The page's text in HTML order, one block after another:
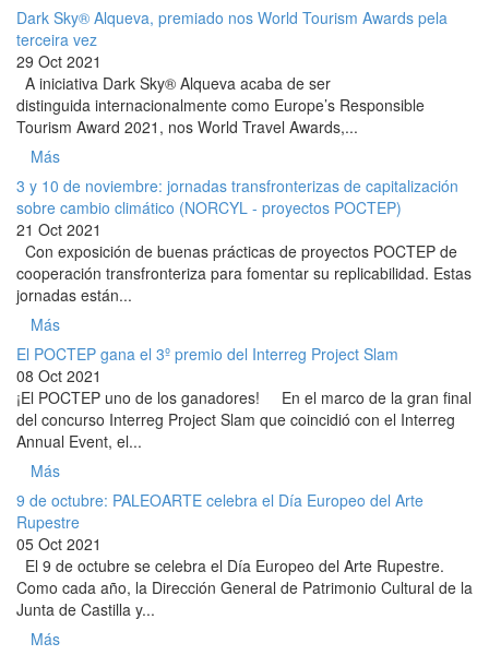
Dark Sky® Alqueva, premiado nos World Tourism Awards pela
terceira vez
29 Oct 2021
A iniciativa Dark Sky® Alqueva acaba de ser
distinguida internacionalmente como Europe’s Responsible
Tourism Award 2021, nos World Travel Awards,...
Más
3 y 10 de noviembre: jornadas transfronterizas de capitalización
sobre cambio climático (NORCYL - proyectos POCTEP)
21 Oct 2021
Con exposición de buenas prácticas de proyectos POCTEP de
cooperación transfronteriza para fomentar su replicabilidad. Estas
jornadas están...
Más
El POCTEP gana el 3º premio del Interreg Project Slam
08 Oct 2021
¡El POCTEP uno de los ganadores! En el marco de la gran final
del concurso Interreg Project Slam que coincidió con el Interreg
Annual Event, el...
Más
9 de octubre: PALEOARTE celebra el Día Europeo del Arte
Rupestre
05 Oct 2021
El 9 de octubre se celebra el Día Europeo del Arte Rupestre.
Como cada año, la Dirección General de Patrimonio Cultural de la
Junta de Castilla y...
Más